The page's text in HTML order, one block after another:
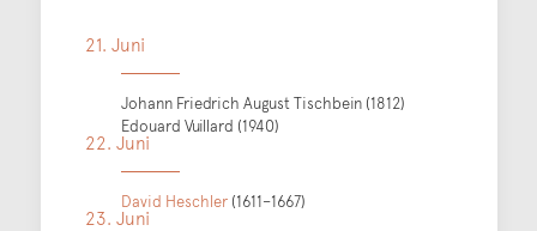
21. Juni
Johann Friedrich August Tischbein (1812)
Edouard Vuillard (1940)
22. Juni
David Heschler (1611–1667)
23. Juni